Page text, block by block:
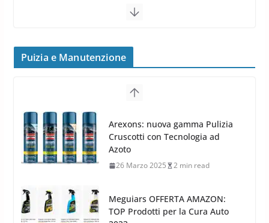
16 Settembre 2019
24 Luglio 2019 1 min read
frenata e handling
8 Aprile 2026 7 min read
Puizia e Manutenzione
Arexons: nuova gamma Pulizia
Cruscotti con Tecnologia ad
Azoto
26 Marzo 2025 2 min read
Meguiars OFFERTA AMAZON:
TOP Prodotti per la Cura Auto